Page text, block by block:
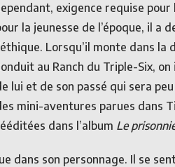
exigence requise pour
la jeunesse de l’époque, il a
Lorsqu’il monte dans la
au Ranch du Triple-Six,
lui et de son passé qui sera
mini-aventures parues dans
dans l’album Le
son personnage. Il se sent